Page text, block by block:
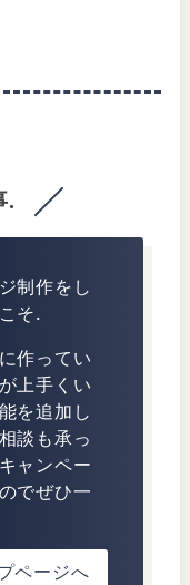
制作をし
そ.
作ってい
上手くい
を追加し
談も承っ
ャンペー
でぜひ一
ページへ